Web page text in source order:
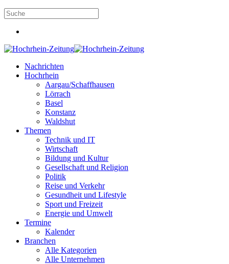
Nachrichten
Hochrhein
Aargau/Schaffhausen
Lörrach
Basel
Konstanz
Waldshut
Themen
Technik und IT
Wirtschaft
Bildung und Kultur
Gesellschaft und Religion
Politik
Reise und Verkehr
Gesundheit und Lifestyle
Sport und Freizeit
Energie und Umwelt
Termine
Kalender
Branchen
Alle Kategorien
Alle Unternehmen